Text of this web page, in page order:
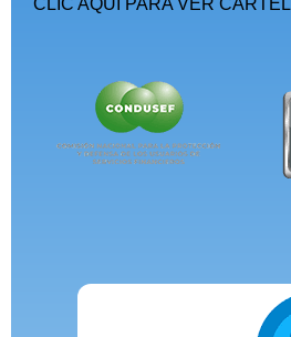
CLIC AQUÍ PARA VER CARTEL